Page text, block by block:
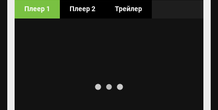
Плеер 1 Плеер 2 Трейлер